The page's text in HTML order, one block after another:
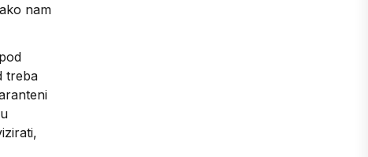
nam
treba